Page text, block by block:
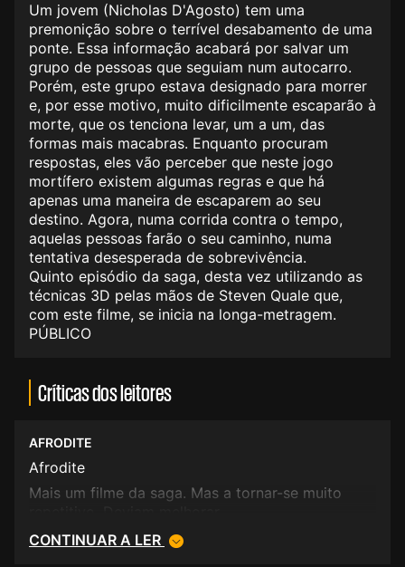
Um jovem (Nicholas D'Agosto) tem uma
premonição sobre o terrível desabamento de uma
ponte. Essa informação acabará por salvar um
grupo de pessoas que seguiam num autocarro.
Porém, este grupo estava designado para morrer
e, por esse motivo, muito dificilmente escaparão à
morte, que os tenciona levar, um a um, das
formas mais macabras. Enquanto procuram
respostas, eles vão perceber que neste jogo
mortífero existem algumas regras e que há
apenas uma maneira de escaparem ao seu
destino. Agora, numa corrida contra o tempo,
aquelas pessoas farão o seu caminho, numa
tentativa desesperada de sobrevivência.
Quinto episódio da saga, desta vez utilizando as
técnicas 3D pelas mãos de Steven Quale que,
com este filme, se inicia na longa-metragem.
PÚBLICO
Críticas dos leitores
AFRODITE
Afrodite
Mais um filme da saga. Mas a tornar-se muito
CONTINUAR A LER